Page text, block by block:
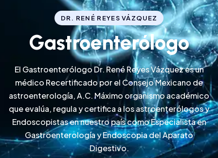
DR. RENÉ REYES VÁZQUEZ
Gastroenterólogo
El Gastroenterólogo Dr. René Reyes Vázquez es un
médico Recertificado por el Consejo Mexicano de
astroenterología, A.C. Máximo organismo académico
que evalúa, regula y certifica a los astroenterólogos y
Endoscopistas en nuestro país como Especialista en
Gastroenterología y Endoscopia del Aparato
Digestivo.